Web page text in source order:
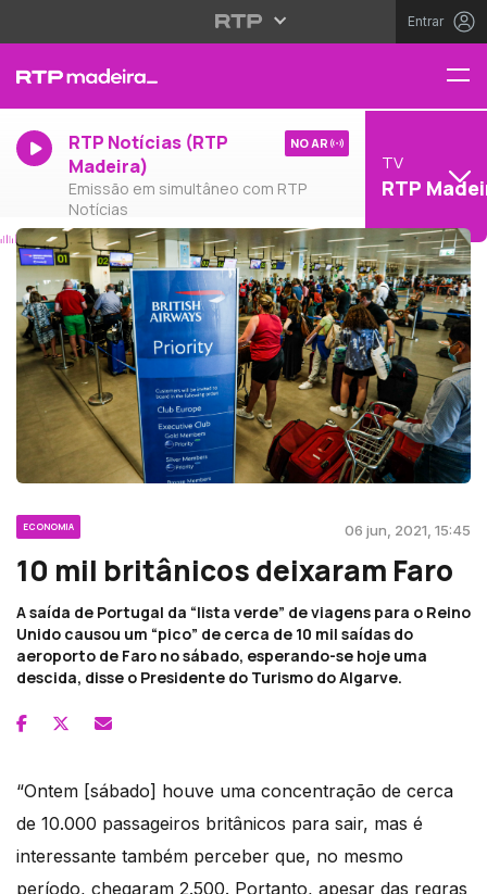
Entrar
RTP Notícias (RTP
Madeira)
Emissão em simultâneo com RTP
Notícias
NO AR
TV
RTP
ECONOMIA 06 jun, 2021, 15:45
10 mil britânicos deixaram Faro
A saída de Portugal da “lista verde” de viagens para o Reino
Unido causou um “pico” de cerca de 10 mil saídas do
aeroporto de Faro no sábado, esperando-se hoje uma
descida, disse o Presidente do Turismo do Algarve.
“Ontem [sábado] houve uma concentração de cerca
de 10.000 passageiros britânicos para sair, mas é
interessante também perceber que, no mesmo
período, chegaram 2.500. Portanto, apesar das regras